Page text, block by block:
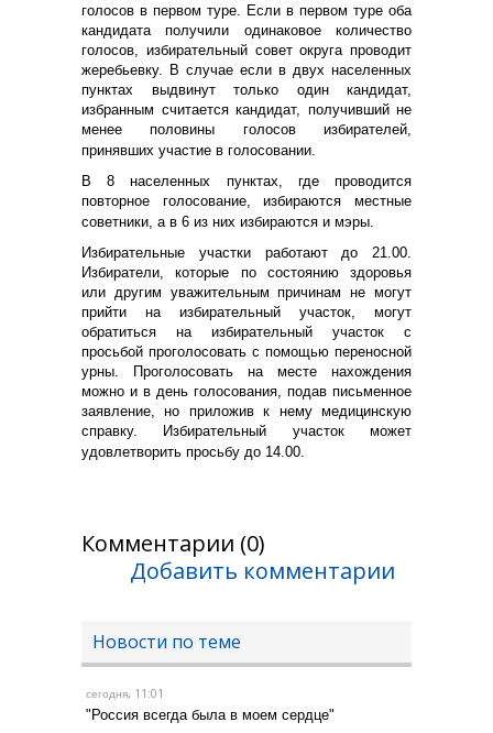
голосов в первом туре. Если в первом туре оба
кандидата получили одинаковое количество
голосов, избирательный совет округа проводит
жеребьевку. В случае если в двух населенных
пунктах выдвинут только один кандидат,
избранным считается кандидат, получивший не
менее половины голосов избирателей,
принявших участие в голосовании.
В 8 населенных пунктах, где проводится
повторное голосование, избираются местные
советники, а в 6 из них избираются и мэры.
Избирательные участки работают до 21.00.
Избиратели, которые по состоянию здоровья
или другим уважительным причинам не могут
прийти на избирательный участок, могут
обратиться на избирательный участок с
просьбой проголосовать с помощью переносной
урны. Проголосовать на месте нахождения
можно и в день голосования, подав письменное
заявление, но приложив к нему медицинскую
справку. Избирательный участок может
удовлетворить просьбу до 14.00.
Комментарии (0)
Добавить комментарии
Новости по теме
сегодня, 11:01
"Россия всегда была в моем сердце"